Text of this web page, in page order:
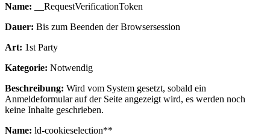
Name: __RequestVerificationToken
Dauer: Bis zum Beenden der Browsersession
Art: 1st Party
Kategorie: Notwendig
Beschreibung: Wird vom System gesetzt, sobald ein
Anmeldeformular auf der Seite angezeigt wird, es werden noch
keine Inhalte geschrieben.
Name: ld-cookieselection**